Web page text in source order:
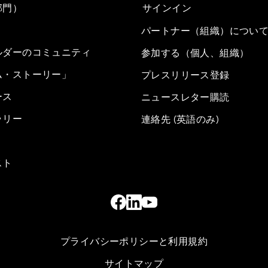
）
ーのコミュニティ
ストーリー」
リー
サインイン
パートナー（組織）につい
参加する（個人、組織）
プレスリリース登録
ニュースレター購読
連絡先 (英語のみ)
プライバシーポリシーと利用規約
サイトマップ